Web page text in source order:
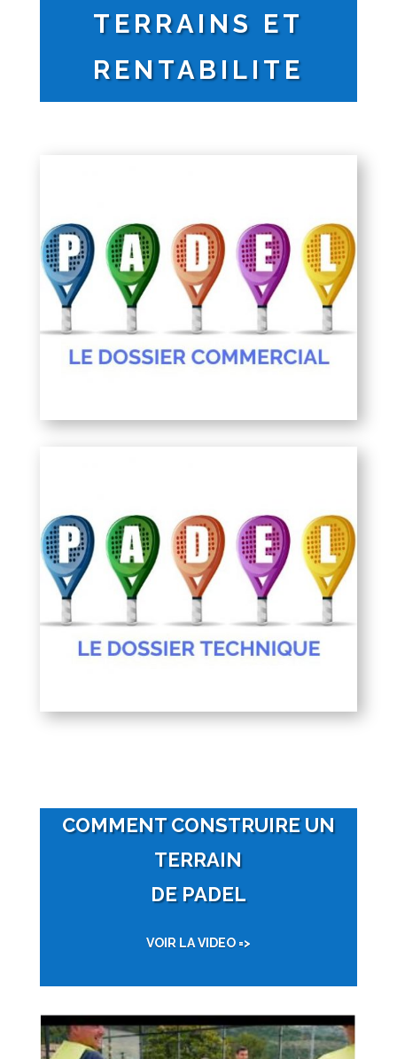
TERRAINS ET
RENTABILITE
COMMENT CONSTRUIRE UN
TERRAIN
DE PADEL
VOIR LA VIDEO =>